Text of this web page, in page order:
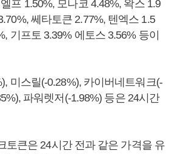
프 1.50%, 모나코 4.48%, 왁스 1.9
쎄타토큰 2.77%, 텐엑스 1.5
기프토 3.39% 에토스 3.56% 등이
미스릴(-0.28%), 카이버네트워크(-
파워렛저(-1.98%) 등은 24시간
토큰은 24시간 전과 같은 가격을 유